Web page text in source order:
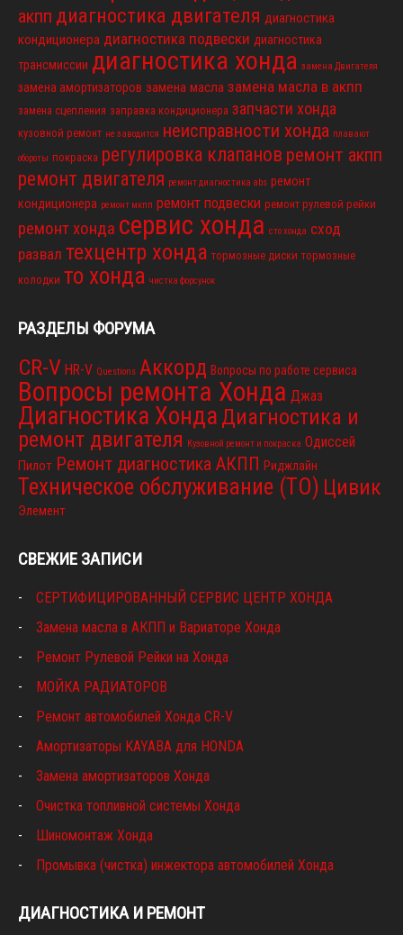
акпп диагностика двигателя диагностика
кондиционера диагностика подвески диагностика
трансмиссии диагностика хонда замена Двигателя
замена амортизаторов замена масла замена масла в акпп
замена сцепления заправка кондиционера запчасти хонда
кузовной ремонт не заводится неисправности хонда плавают
обороты покраска регулировка клапанов ремонт акпп
ремонт двигателя ремонт диагностика abs ремонт
кондиционера ремонт мкпп ремонт подвески ремонт рулевой рейки
ремонт хонда сервис хонда сто хонда сход
развал техцентр хонда тормозные диски тормозные
колодки то хонда чистка форсунок
РАЗДЕЛЫ ФОРУМА
CR-V HR-V Questions Аккорд Вопросы по работе сервиса
Вопросы ремонта Хонда Джаз
Диагностика Хонда Диагностика и
ремонт двигателя Кузовной ремонт и покраска Одиссей
Пилот Ремонт диагностика АКПП Риджлайн
Техническое обслуживание (ТО) Цивик
Элемент
СВЕЖИЕ ЗАПИСИ
СЕРТИФИЦИРОВАННЫЙ СЕРВИС ЦЕНТР ХОНДА
Замена масла в АКПП и Вариаторе Хонда
Ремонт Рулевой Рейки на Хонда
МОЙКА РАДИАТОРОВ
Ремонт автомобилей Хонда CR-V
Амортизаторы KAYABA для HONDA
Замена амортизаторов Хонда
Очистка топливной системы Хонда
Шиномонтаж Хонда
Промывка (чистка) инжектора автомобилей Хонда
ДИАГНОСТИКА И РЕМОНТ